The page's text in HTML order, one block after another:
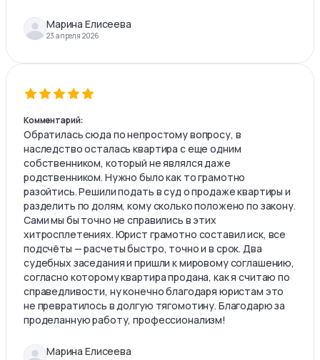
Марина Елисеева
23 апреля 2026
Комментарий:
Обратилась сюда по непростому вопросу, в
наследство осталась квартира с еще одним
собственником, который не являлся даже
родственником. Нужно было как то грамотно
разойтись. Решили подать в суд о продаже квартиры и
разделить по долям, кому сколько положено по закону.
Сами мы бы точно не справились в этих
хитросплетениях. Юрист грамотно составил иск, все
подсчёты — расчеты быстро, точно и в срок. Два
судебных заседания и пришли к мировому соглашению,
согласно которому квартира продана, как я считаю по
справедливости, ну конечно благодаря юристам это
не превратилось в долгую тягомотину. Благодарю за
проделанную работу, профессионализм!
Марина Елисеева